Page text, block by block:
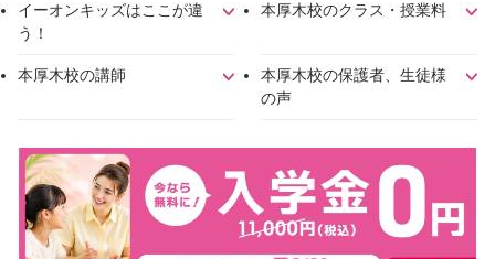
イーオンキッズはここが違
う！
本厚木校のクラス・授業料
本厚木校の講師
本厚木校の保護者、生徒様
の声